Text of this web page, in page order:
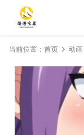
当前位置： 首页 动画